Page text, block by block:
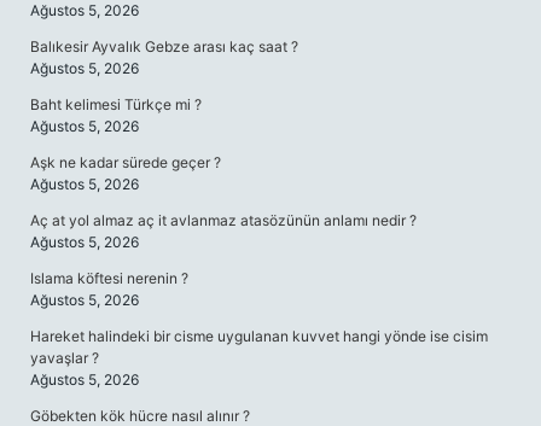
Ağustos 5, 2026
Balıkesir Ayvalık Gebze arası kaç saat ?
Ağustos 5, 2026
Baht kelimesi Türkçe mi ?
Ağustos 5, 2026
Aşk ne kadar sürede geçer ?
Ağustos 5, 2026
Aç at yol almaz aç it avlanmaz atasözünün anlamı nedir ?
Ağustos 5, 2026
Islama köftesi nerenin ?
Ağustos 5, 2026
Hareket halindeki bir cisme uygulanan kuvvet hangi yönde ise cisim
yavaşlar ?
Ağustos 5, 2026
Göbekten kök hücre nasıl alınır ?